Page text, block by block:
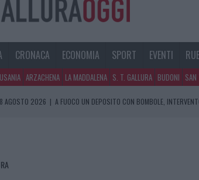
CRONACA ECONOMIA SPORT EVENTI
ARZACHENA LA MADDALENA S. T. GALLURA BUDONI SAN
8 AGOSTO 2026 | A FUOCO UN DEPOSITO CON BOMBOLE,
|